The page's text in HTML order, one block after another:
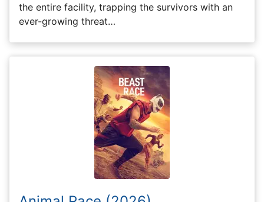
the entire facility, trapping the survivors with an
ever-growing threat…